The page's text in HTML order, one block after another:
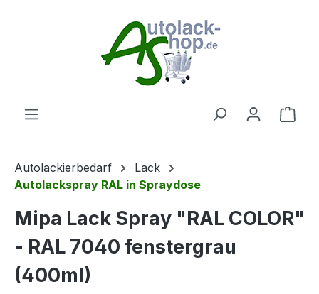
Autolackierbedarf
Lack
Autolackspray RAL in Spraydose
Mipa Lack Spray "RAL COLOR"
- RAL 7040 fenstergrau
(400ml)